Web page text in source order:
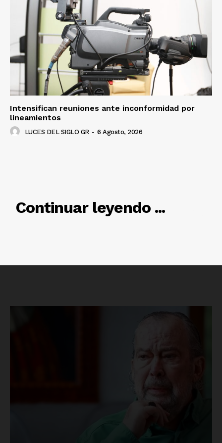
Intensifican reuniones ante inconformidad por
lineamientos
LUCES DEL SIGLO GR - 6 Agosto, 2026
Continuar leyendo ...
RELACIONADO